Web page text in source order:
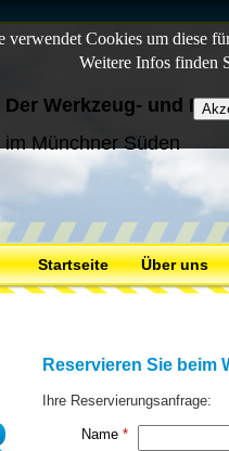
Der Werkzeug- und
im Münchner Süden
Startseite Über uns
Reservieren Sie beim
Ihre Reservierungsanfrage:
Name *
verwendet Cookies um diese
Weitere Infos finden